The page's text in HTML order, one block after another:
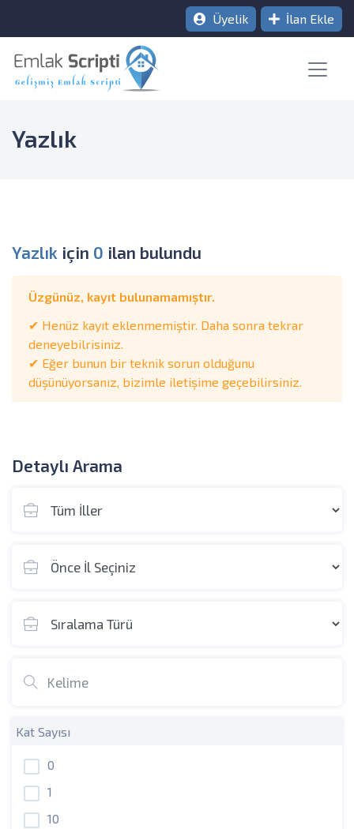
Üyelik İlan Ekle
Yazlık
Yazlık için 0 ilan bulundu
Üzgünüz, kayıt bulunamamıştır.
✔ Henüz kayıt eklenmemiştir. Daha sonra tekrar
deneyebilrisiniz.
✔ Eğer bunun bir teknik sorun olduğunu
düşünüyorsanız, bizimle iletişime geçebilirsiniz.
Detaylı Arama
Kat Sayısı
0
1
10